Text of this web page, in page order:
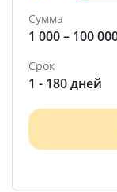
Сумма
1 000 – 100
Срок
1 - 180 дней